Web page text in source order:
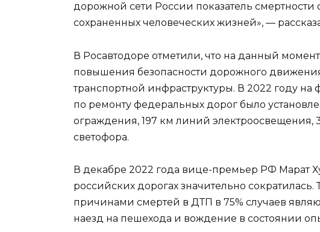
дорожной сети России показатель смертности
сохраненных человеческих жизней», —
В Росавтодоре отметили, что на данный
повышения безопасности дорожного
транспортной инфраструктуры. В 2022 году
по ремонту федеральных дорог было
ограждения, 197 км линий электроосвещения,
светофора.
В декабре 2022 года вице-премьер РФ Марат
российских дорогах значительно
причинами смертей в ДТП в 75% случаев
наезд на пешехода и вождение в состоянии